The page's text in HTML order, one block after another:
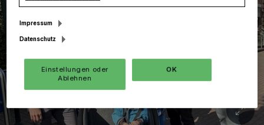
Impressum
Datenschutz
Einstellungen oder
Ablehnen
OK